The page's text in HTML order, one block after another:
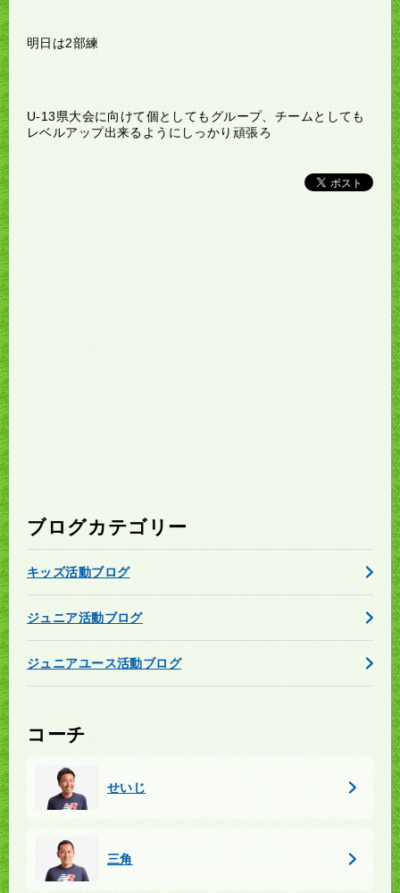
明日は2部練
U-13県大会に向けて個としてもグループ、チームとしても
レベルアップ出来るようにしっかり頑張ろ
ブログカテゴリー
キッズ活動ブログ
ジュニア活動ブログ
ジュニアユース活動ブログ
コーチ
せいじ
三角